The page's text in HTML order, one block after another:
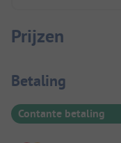
Prijzen
Betaling
Contante betaling